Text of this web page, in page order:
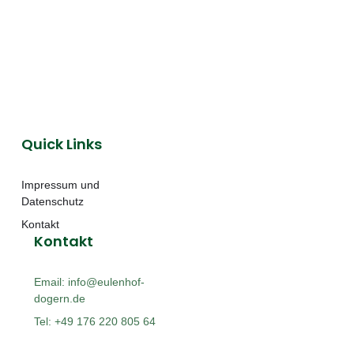
Quick Links
Impressum und
Datenschutz
Kontakt
Kontakt
Email: info@eulenhof-
dogern.de
Tel: +49 176 220 805 64